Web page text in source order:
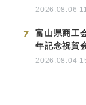
2026.08.06
7
富山県商工
年記念祝賀
2026.08.04